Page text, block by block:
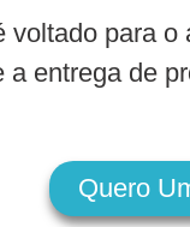
voltado para
a entrega de
Quero